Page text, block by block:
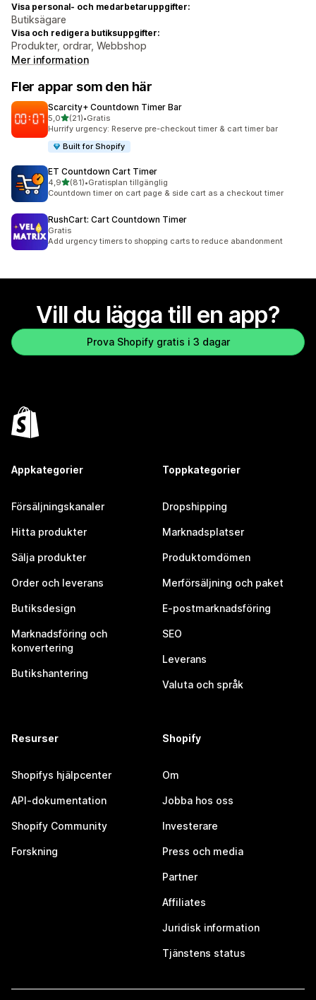
Visa personal- och medarbetaruppgifter:
Butiksägare
Visa och redigera butiksuppgifter:
Produkter, ordrar, Webbshop
Mer information
Fler appar som den här
Scarcity+ Countdown Timer Bar
5,0av 5 stjärnor
(21)
21 recensioner totalt
•Gratis
Hurrify urgency: Reserve pre-checkout timer & cart timer bar
Built for Shopify
ET Countdown Cart Timer
4,9av 5 stjärnor
(81)
81 recensioner totalt
•Gratisplan tillgänglig
Countdown timer on cart page & side cart as a checkout timer
RushCart: Cart Countdown Timer
Gratis
Add urgency timers to shopping carts to reduce abandonment
Vill du lägga till en app?
Prova Shopify gratis i 3 dagar
Appkategorier
Försäljningskanaler
Hitta produkter
Sälja produkter
Order och leverans
Butiksdesign
Marknadsföring och
konvertering
Butikshantering
Toppkategorier
Dropshipping
Marknadsplatser
Produktomdömen
Merförsäljning och paket
E-postmarknadsföring
SEO
Leverans
Valuta och språk
Resurser
Shopifys hjälpcenter
API-dokumentation
Shopify Community
Forskning
Shopify
Om
Jobba hos oss
Investerare
Press och media
Partner
Affiliates
Juridisk information
Tjänstens status